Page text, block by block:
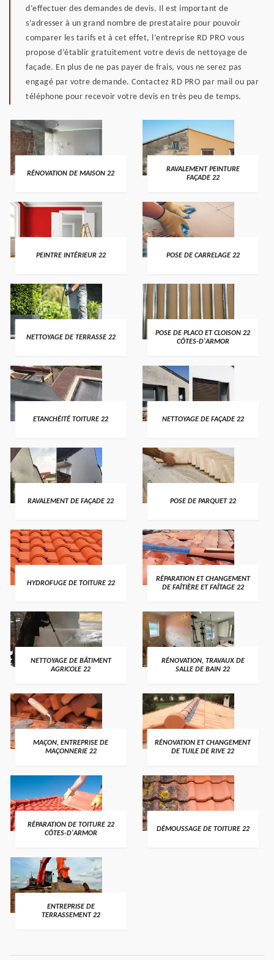
d’effectuer des demandes de devis. Il est important de
s’adresser à un grand nombre de prestataire pour pouvoir
comparer les tarifs et à cet effet, l’entreprise RD PRO vous
propose d’établir gratuitement votre devis de nettoyage de
façade. En plus de ne pas payer de frais, vous ne serez pas
engagé par votre demande. Contactez RD PRO par mail ou par
téléphone pour recevoir votre devis en très peu de temps.
RÉNOVATION DE MAISON 22
RAVALEMENT PEINTURE
FAÇADE 22
PEINTRE INTÉRIEUR 22 POSE DE CARRELAGE 22
NETTOYAGE DE TERRASSE 22
POSE DE PLACO ET CLOISON 22
CÔTES-D'ARMOR
ETANCHÉITÉ TOITURE 22 NETTOYAGE DE FAÇADE 22
RAVALEMENT DE FAÇADE 22 POSE DE PARQUET 22
HYDROFUGE DE TOITURE 22
RÉPARATION ET CHANGEMENT
DE FAÎTIÈRE ET FAÎTAGE 22
NETTOYAGE DE BÂTIMENT
AGRICOLE 22
RÉNOVATION, TRAVAUX DE
SALLE DE BAIN 22
MAÇON, ENTREPRISE DE
MAÇONNERIE 22
RÉNOVATION ET CHANGEMENT
DE TUILE DE RIVE 22
RÉPARATION DE TOITURE 22
CÔTES-D'ARMOR
DÉMOUSSAGE DE TOITURE 22
ENTREPRISE DE
TERRASSEMENT 22